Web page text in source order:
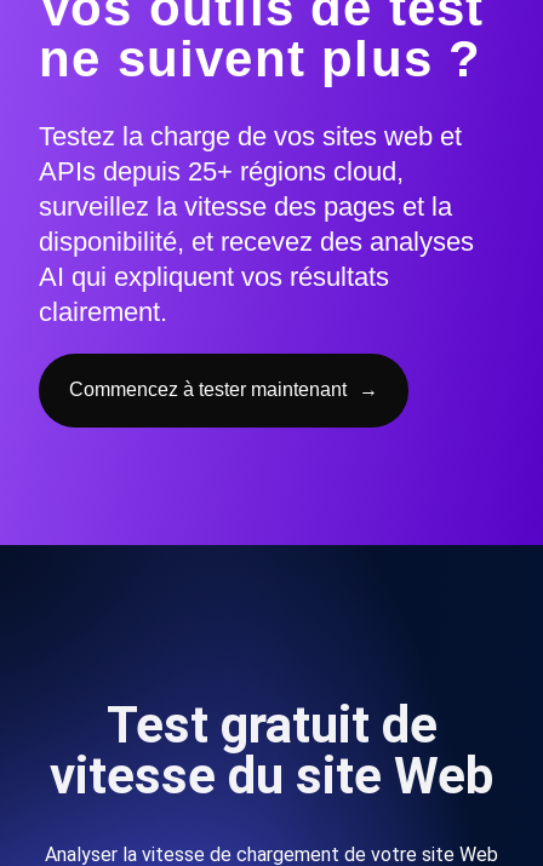
ne suivent plus ?
Testez la charge de vos sites web et
APIs depuis 25+ régions cloud,
surveillez la vitesse des pages et la
disponibilité, et recevez des analyses
AI qui expliquent vos résultats
clairement.
Commencez à tester maintenant →
Test gratuit de
vitesse du site Web
Analyser la vitesse de chargement de votre site Web